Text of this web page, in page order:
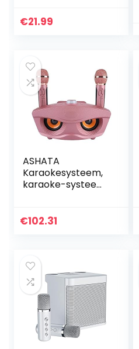
microfoon met
speelgoedmicrofo
on…
€21.99
ASHATA
Karaokesysteem,
karaoke-systeem,
stereoluidspreker,
€102.31